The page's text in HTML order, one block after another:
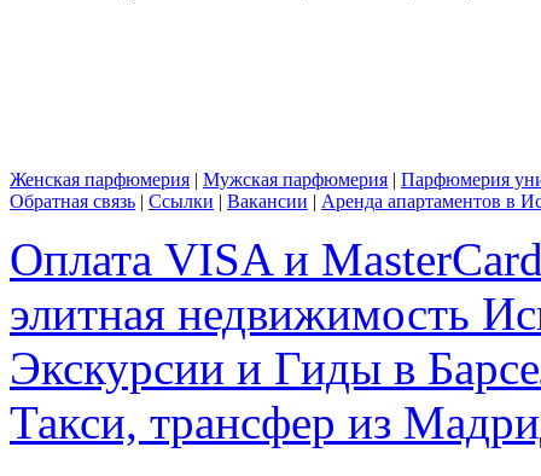
Женская парфюмерия | Мужская парфюмерия | Парфюмерия
Обратная связь | Ссылки | Вакансии | Аренда апартаментов в
Оплата VISA и
элитная недвижимость
Экскурсии и Гиды в
Такси, трансфер из